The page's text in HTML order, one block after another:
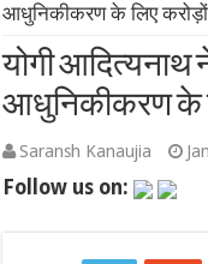
SGB 2020-21 Series-
प्रहार: द उज्ज्वल निकम
भारत का Model BIT:
भारत-चीन सीमा वार्ता
आधुनिकीकरण के लिए
योगी आदित्यनाथ
आधुनिकीकरण के
Saransh Kanaujia
Follow us on: